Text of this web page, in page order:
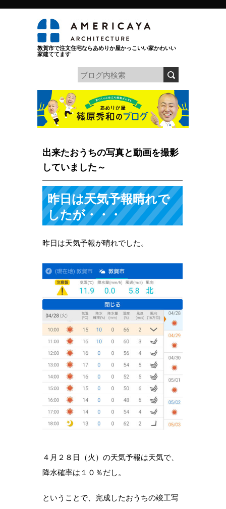
敦賀市で注文住宅ならあめりか屋かっこいい家かわいい
家建ててます
出来たおうちの写真と動画を撮影
していました～
昨日は天気予報晴れで
したが・・・
昨日は天気予報が晴れでした。
４月２８日（火）の天気予報は天気で、
降水確率は１０％だし。
ということで、完成したおうちの竣工写